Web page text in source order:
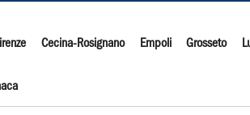
Cecina-Rosignano Empoli Grosseto